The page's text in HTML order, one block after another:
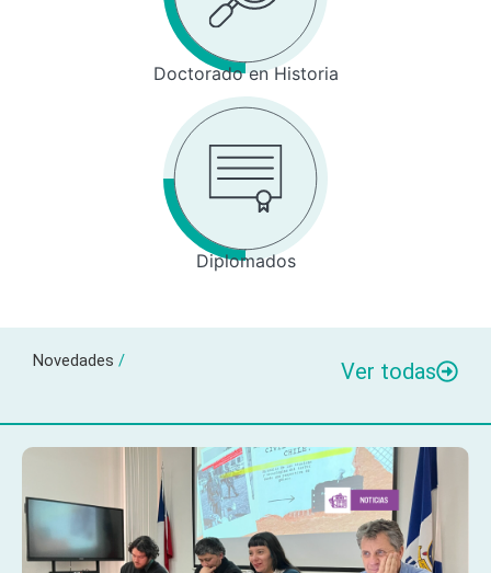
Doctorado en Historia
Diplomados
Novedades / Ver todas